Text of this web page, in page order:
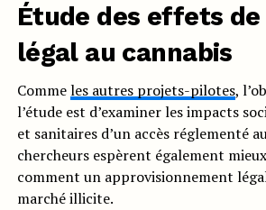
Étude des effets de
légal au cannabis
Commeles autres projets-pilotes,
l’étude est d’examiner les impacts
et sanitaires d’un accès réglementé
chercheurs espèrent également
comment un approvisionnement
marché illicite.